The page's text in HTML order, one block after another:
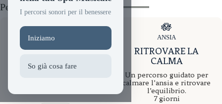
I percorsi sonori per il benessere
Iniziamo
So già cosa fare
Percorsi guidati online
😴
SONNO
DORMIRE MEGLIO
Un percorso guidato per
🪷
ANSIA
RITROVARE LA
CALMA
Un percorso guidato per
calmare l’ansia e ritrovare
l’equilibrio.
7 giorni